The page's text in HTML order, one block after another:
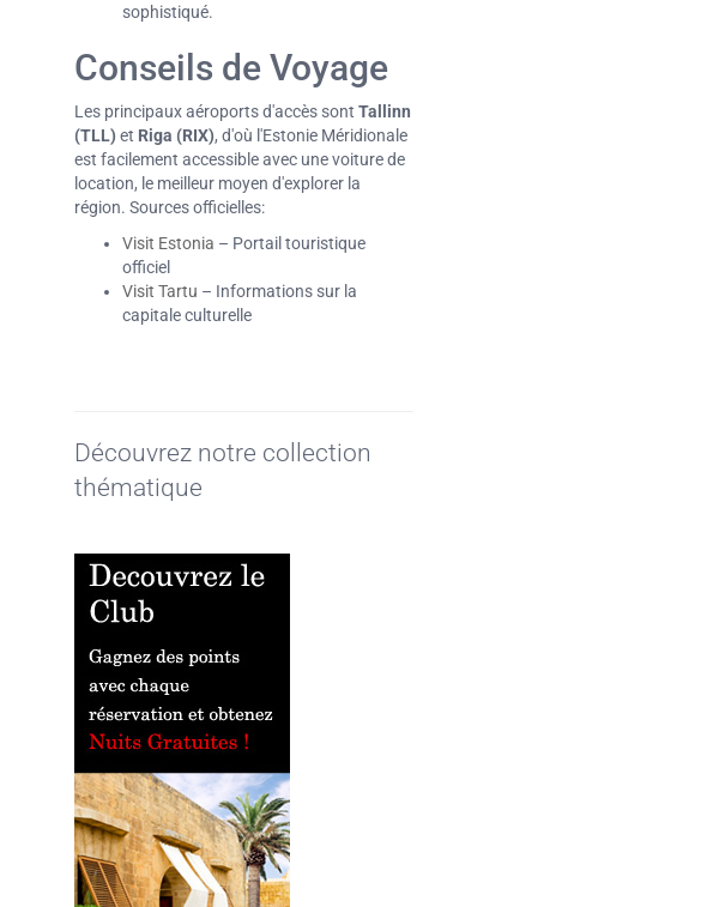
sophistiqué.
Conseils de Voyage
Les principaux aéroports d'accès sont Tallinn
(TLL) et Riga (RIX), d'où l'Estonie Méridionale
est facilement accessible avec une voiture de
location, le meilleur moyen d'explorer la
région. Sources officielles:
Visit Estonia – Portail touristique
officiel
Visit Tartu – Informations sur la
capitale culturelle
Découvrez notre collection
thématique